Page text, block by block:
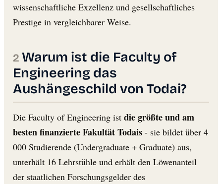
wissenschaftliche Exzellenz und gesellschaftliches
Prestige in vergleichbarer Weise.
Warum ist die Faculty of
Engineering das
Aushängeschild von Todai?
Die Faculty of Engineering ist die größte und am
besten finanzierte Fakultät Todais - sie bildet über 4
000 Studierende (Undergraduate + Graduate) aus,
unterhält 16 Lehrstühle und erhält den Löwenanteil
der staatlichen Forschungsgelder des